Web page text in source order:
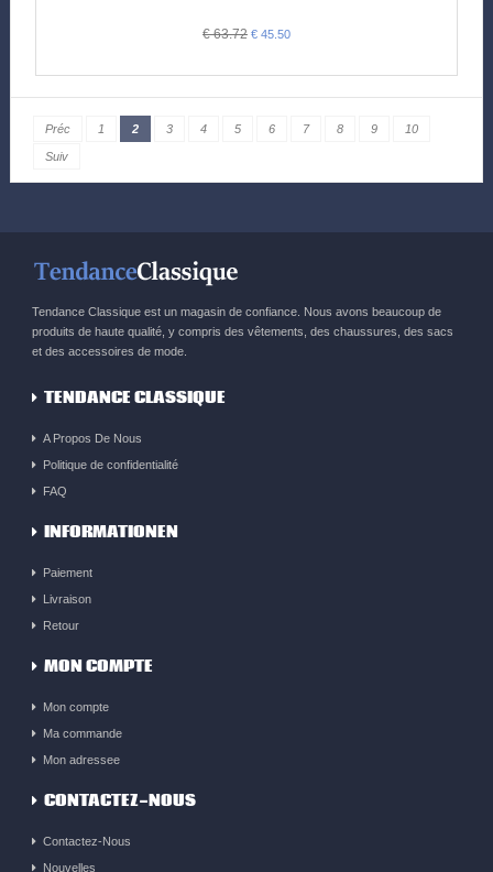
€ 63.72 € 45.50
Préc 1 2 3 4 5 6 7 8 9 10
Suiv
Tendance Classique est un magasin de confiance. Nous avons beaucoup de
produits de haute qualité, y compris des vêtements, des chaussures, des sacs
et des accessoires de mode.
TENDANCE CLASSIQUE
A Propos De Nous
Politique de confidentialité
FAQ
INFORMATIONEN
Paiement
Livraison
Retour
MON COMPTE
Mon compte
Ma commande
Mon adressee
CONTACTEZ-NOUS
Contactez-Nous
Nouvelles